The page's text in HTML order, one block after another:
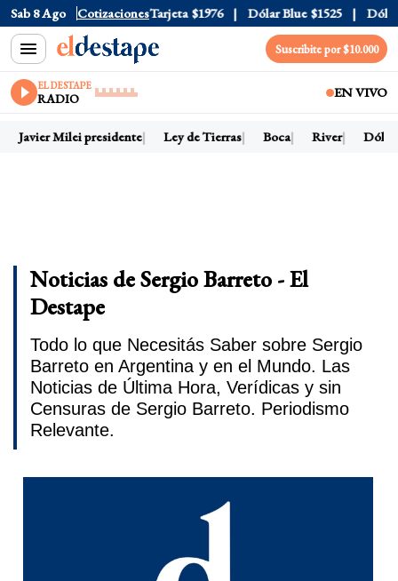
Sab 8 Ago Cotizaciones
$1520 Dólar Tarjeta $1976 Dólar Blue $1525 Dólar
Suscribite por $10.000
EL DESTAPE
RADIO EN VIVO
Javier Milei presidente Ley de Tierras Boca River Dólar
Noticias de Sergio Barreto - El
Destape
Todo lo que Necesitás Saber sobre Sergio
Barreto en Argentina y en el Mundo. Las
Noticias de Última Hora, Verídicas y sin
Censuras de Sergio Barreto. Periodismo
Relevante.